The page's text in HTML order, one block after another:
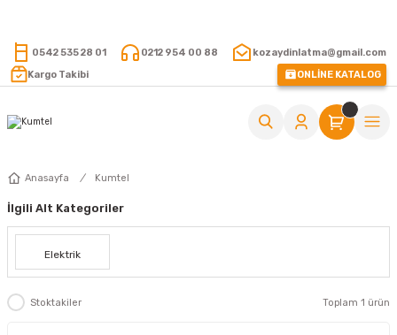
0542 535 28 01 0212 954 00 88
kozaydinlatma@gmail.com
Kargo Takibi
ONLİNE KATALOG
Anasayfa Kumtel
İlgili Alt Kategoriler
Elektrik
Stoktakiler Toplam 1 ürün